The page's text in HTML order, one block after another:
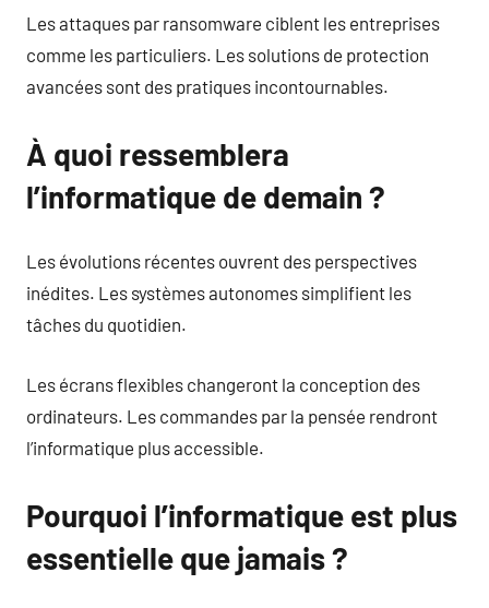
Les attaques par ransomware ciblent les entreprises
comme les particuliers. Les solutions de protection
avancées sont des pratiques incontournables.
À quoi ressemblera
l’informatique de demain ?
Les évolutions récentes ouvrent des perspectives
inédites. Les systèmes autonomes simplifient les
tâches du quotidien.
Les écrans flexibles changeront la conception des
ordinateurs. Les commandes par la pensée rendront
l’informatique plus accessible.
Pourquoi l’informatique est plus
essentielle que jamais ?